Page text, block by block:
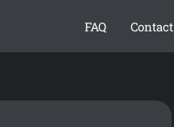
FAQ Contact